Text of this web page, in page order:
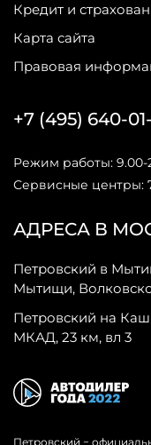
Кредит и
Карта сайта
Правовая
АДРЕСА В
Петровский в
Мытищи,
Петровский на
МКАД, 23 км, вл 3
+7 (495) 640-01-
Режим работы: 9.00-
Сервисные центры:
Петровский −